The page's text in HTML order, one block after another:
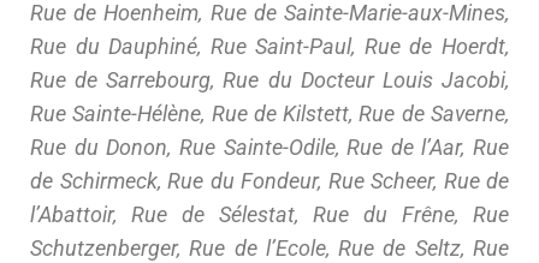
Rue de Hoenheim, Rue de Sainte-Marie-aux-Mines,
Rue du Dauphiné, Rue Saint-Paul, Rue de Hoerdt,
Rue de Sarrebourg, Rue du Docteur Louis Jacobi,
Rue Sainte-Hélène, Rue de Kilstett, Rue de Saverne,
Rue du Donon, Rue Sainte-Odile, Rue de l’Aar, Rue
de Schirmeck, Rue du Fondeur, Rue Scheer, Rue de
l’Abattoir, Rue de Sélestat, Rue du Frêne, Rue
Schutzenberger, Rue de l’Ecole, Rue de Seltz, Rue